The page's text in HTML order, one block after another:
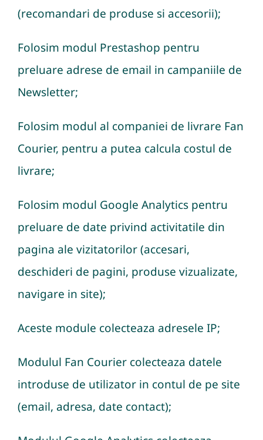
(recomandari de produse si accesorii);
Folosim modul Prestashop pentru
preluare adrese de email in campaniile de
Newsletter;
Folosim modul al companiei de livrare Fan
Courier, pentru a putea calcula costul de
livrare;
Folosim modul Google Analytics pentru
preluare de date privind activitatile din
pagina ale vizitatorilor (accesari,
deschideri de pagini, produse vizualizate,
navigare in site);
Aceste module colecteaza adresele IP;
Modulul Fan Courier colecteaza datele
introduse de utilizator in contul de pe site
(email, adresa, date contact);